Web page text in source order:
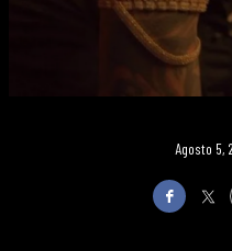
Agosto 5,
Facebook